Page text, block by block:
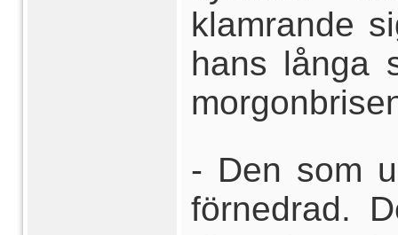
klamrande
hans långa
- Den som
förnedrad.